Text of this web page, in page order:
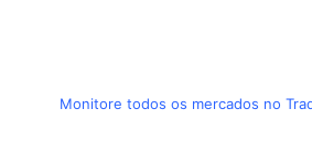
Monitore todos os mercados no